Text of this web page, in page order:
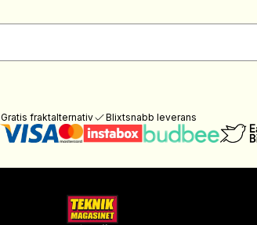
Gratis fraktalternativ Blixtsnabb leverans